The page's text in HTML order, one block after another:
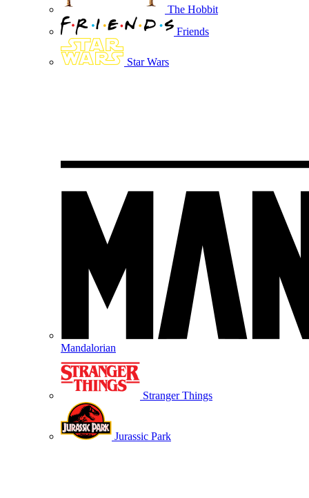
The Hobbit
Friends
Star Wars
Mandalorian
Stranger Things
Jurassic Park